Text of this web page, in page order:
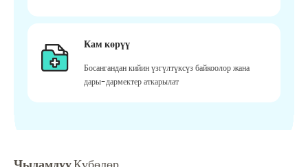
Кам көрүү
Босангандан кийин үзгүлтүксүз байкоолор жана
дары-дармектер аткарылат